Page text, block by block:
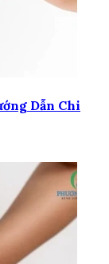
Dẫn Chi